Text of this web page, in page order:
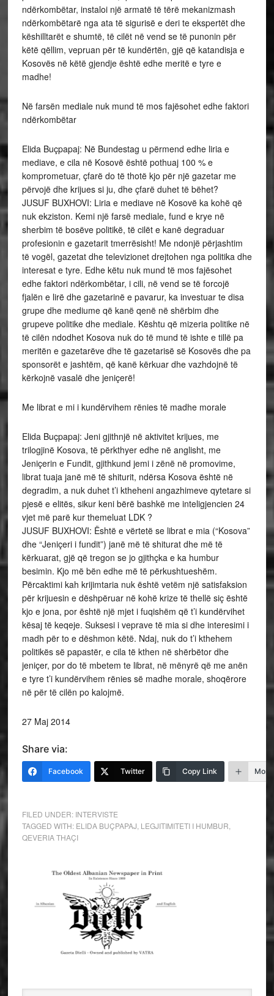
ndërkombëtar, instaloi një armatë të tërë mekanizmash
ndërkombëtarë nga ata të sigurisë e deri te ekspertët dhe
këshilltarët e shumtë, të cilët në vend se të punonin për
këtë qëllim, vepruan për të kundërtën, gjë që katandisja e
Kosovës në këtë gjendje është edhe meritë e tyre e
madhe!
Në farsën mediale nuk mund të mos fajësohet edhe faktori
ndërkombëtar
Elida Buçpapaj: Në Bundestag u përmend edhe liria e
mediave, e cila në Kosovë është pothuaj 100 % e
komprometuar, çfarë do të thotë kjo për një gazetar me
përvojë dhe krijues si ju, dhe çfarë duhet të bëhet?
JUSUF BUXHOVI: Liria e mediave në Kosovë ka kohë që
nuk ekziston. Kemi një farsë mediale, fund e krye në
sherbim të bosëve politikë, të cilët e kanë degraduar
profesionin e gazetarit tmerrësisht! Me ndonjë përjashtim
të vogël, gazetat dhe televizionet drejtohen nga politika dhe
interesat e tyre. Edhe këtu nuk mund të mos fajësohet
edhe faktori ndërkombëtar, i cili, në vend se të forcojë
fjalën e lirë dhe gazetarinë e pavarur, ka investuar te disa
grupe dhe mediume që kanë qenë në shërbim dhe
grupeve politike dhe mediale. Kështu që mizeria politike në
të cilën ndodhet Kosova nuk do të mund të ishte e tillë pa
meritën e gazetarëve dhe të gazetarisë së Kosovës dhe pa
sponsorët e jashtëm, që kanë kërkuar dhe vazhdojnë të
kërkojnë vasalë dhe jeniçerë!
Me librat e mi i kundërvihem rënies të madhe morale
Elida Buçpapaj: Jeni gjithnjë në aktivitet krijues, me
trilogjinë Kosova, të përkthyer edhe në anglisht, me
Jeniçerin e Fundit, gjithkund jemi i zënë në promovime,
librat tuaja janë më të shiturit, ndërsa Kosova është në
degradim, a nuk duhet t’i ktheheni angazhimeve qytetare si
pjesë e elitës, sikur keni bërë bashkë me inteligjencien 24
vjet më parë kur themeluat LDK ?
JUSUF BUXHOVI: Është e vërtetë se librat e mia (“Kosova”
dhe “Jeniçeri i fundit”) janë më të shiturat dhe më të
kërkuarat, gjë që tregon se jo gjithçka e ka humbur
besimin. Kjo më bën edhe më të përkushtueshëm.
Përcaktimi kah krijimtaria nuk është vetëm një satisfaksion
për krijuesin e dëshpëruar në kohë krize të thellë siç është
kjo e jona, por është një mjet i fuqishëm që t’i kundërvihet
kësaj të keqeje. Suksesi i veprave të mia si dhe interesimi i
madh për to e dëshmon këtë. Ndaj, nuk do t’i kthehem
politikës së papastër, e cila të kthen në shërbëtor dhe
jeniçer, por do të mbetem te librat, në mënyrë që me anën
e tyre t’i kundërvihem rënies së madhe morale, shoqërore
në për të cilën po kalojmë.
27 Maj 2014
Share via:
Facebook Twitter Copy Link More
FILED UNDER: INTERVISTE
TAGGED WITH: ELIDA BUÇPAPAJ LEGJITIMITETI I HUMBUR
QEVERIA THAÇI